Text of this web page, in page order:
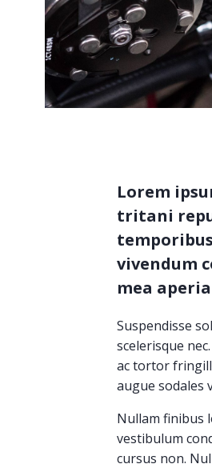
Lorem
tritani
vivendum
mea
Suspendisse
scelerisque
ac tortor
augue sodales
Nullam finibus
vestibulum
cursus non.